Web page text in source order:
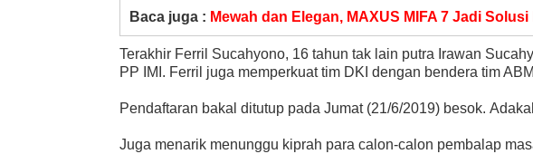
Baca juga : Mewah dan Elegan, MAXUS MIFA 7 Jadi
Terakhir Ferril Sucahyono, 16 tahun tak lain putra Irawan
PP IMI. Ferril juga memperkuat tim DKI dengan bendera tim
Pendaftaran bakal ditutup pada Jumat (21/6/2019) besok.
Juga menarik menunggu kiprah para calon-calon pembalap